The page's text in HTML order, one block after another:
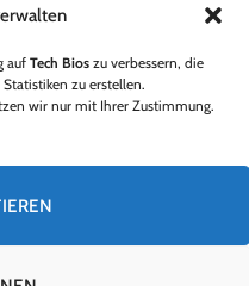
auf Tech Bios zu verbessern, die
zu erstellen.
wir nur mit Ihrer Zustimmung.
Traueranzeige:
13,286Views
9,301